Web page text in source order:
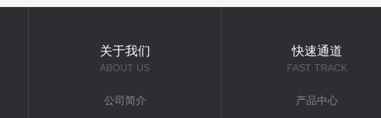
关于我们
ABOUT US
公司简介
快速通道
FAST TRACK
产品中心